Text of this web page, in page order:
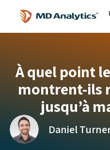
À quel point
montrent-ils
jusqu’à
Daniel